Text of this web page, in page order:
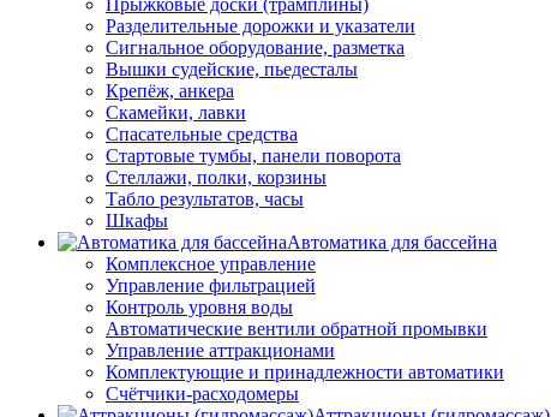
Прыжковые доски (трамплины)
Разделительные дорожки и указатели
Cигнальное оборудование, разметка
Вышки судейские, пьедесталы
Крепёж, анкера
Скамейки, лавки
Спасательные средства
Стартовые тумбы, панели поворота
Стеллажи, полки, корзины
Табло результатов, часы
Шкафы
Автоматика для бассейна
Комплексное управление
Управление фильтрацией
Контроль уровня воды
Автоматические вентили обратной промывки
Управление аттракционами
Комплектующие и принадлежности автоматики
Счётчики-расходомеры